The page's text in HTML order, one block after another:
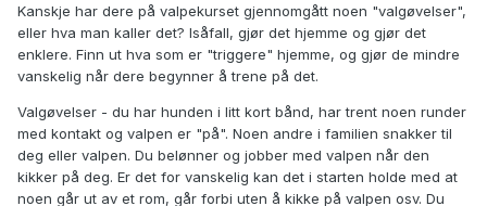
Kanskje har dere på valpekurset gjennomgått noen "valgøvelser",
eller hva man kaller det? Isåfall, gjør det hjemme og gjør det
enklere. Finn ut hva som er "triggere" hjemme, og gjør de mindre
vanskelig når dere begynner å trene på det.
Valgøvelser - du har hunden i litt kort bånd, har trent noen runder
med kontakt og valpen er "på". Noen andre i familien snakker til
deg eller valpen. Du belønner og jobber med valpen når den
kikker på deg. Er det for vanskelig kan det i starten holde med at
noen går ut av et rom, går forbi uten å kikke på valpen osv. Du